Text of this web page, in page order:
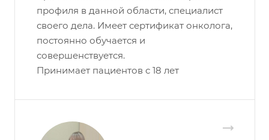
профиля в данной области, специалист
своего дела. Имеет сертификат онколога,
постоянно обучается и
совершенствуется.
Принимает пациентов с 18 лет